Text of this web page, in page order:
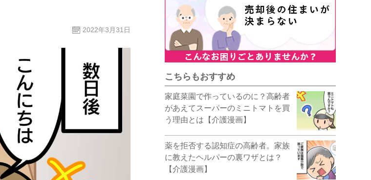
2022年3月31日
こちらもおすすめ
家庭菜園で作っているのに？高齢者
があえてスーパーのミニトマトを買
う理由とは【介護漫画】
薬を拒否する認知症の高齢者。家族
に教えたヘルパーの裏ワザとは？
【介護漫画】